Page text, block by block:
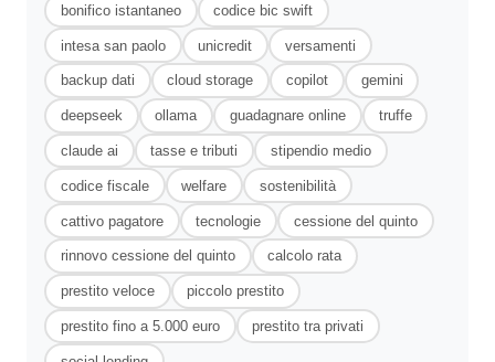
bonifico istantaneo codice bic swift
intesa san paolo unicredit versamenti
backup dati cloud storage copilot gemini
deepseek ollama guadagnare online truffe
claude ai tasse e tributi stipendio medio
codice fiscale welfare sostenibilità
cattivo pagatore tecnologie cessione del quinto
rinnovo cessione del quinto calcolo rata
prestito veloce piccolo prestito
prestito fino a 5.000 euro prestito tra privati